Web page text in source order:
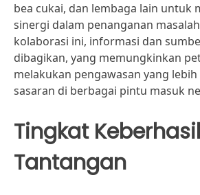
bea cukai, dan lembaga lain untuk
sinergi dalam penanganan
kolaborasi ini, informasi dan
dibagikan, yang memungkinkan
melakukan pengawasan yang
sasaran di berbagai pintu masuk
Tingkat
Tantangan